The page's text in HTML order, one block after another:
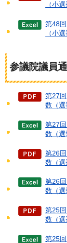
（小
第48
（小
参議院議員
第27
数（選
第27
数（選
第26
数（選
第26
数（選
第25
数（選
第25